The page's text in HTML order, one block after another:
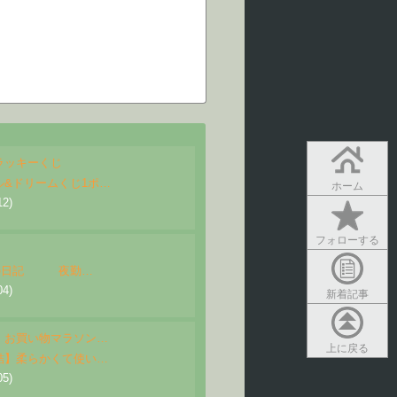
ホーム
フォローする
新着記事
上に戻る
ッキーくじ
&ドリームくじ1ポ…
の日記 夜勤…
お買い物マラソン…
】柔らかくて使い…